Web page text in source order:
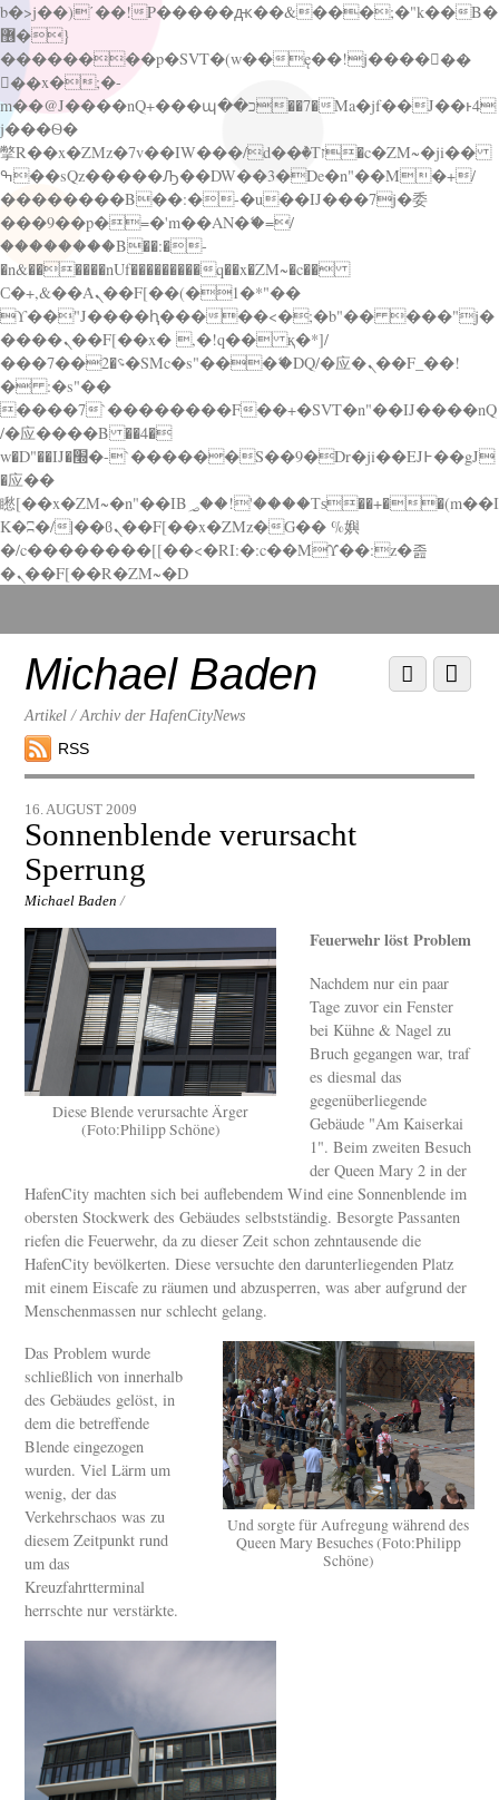
b�>j��)΄��!P�����ԫ��&���;�"k��B�
޶�}
��������p�SVT�(w��ę��!j������
��x�;�-
m��@J����nQ+���պ��כ��7�Ma�jf��J��ͱ4
j���Ѳ�
撆R��x�ZMz�7v��IW���/d��ٞ�Тז�c�ZM~�ji��
ߒ��sQz�����Ԡ��DW��3�De�n"��M�+/
��������B��:�-�u��IJ���7j�委
���9��p�=�'m��AN�ޭ�=/
��������B��:�-
�n&������nUf���������q��x�ZM~�c��
Ϲ�+,&��Ὰܢ��F[��(�1�*"��
ϒ��"J����ԧ�����<�;�b"�� ���"j�
����ܢ��F[��x� ,�!q�� қ�*]/
���؝�2��7�SMc�s"���ޭ�DQ/�应�ܢ��F_��!
� :�s"��
����7`��������F��+�SVT�n"��IJ����nQ
/�应����B ��4�
w�D"��IJ�׭�-`������S��9�Dr�ji��EJ߅��gJ
�应��
矁[��x�ZM~�n"��IB؃��!'����Тѕ��+��(m��I
K�ʭ�/|��ϐܢ��F[��x�ZMz�G�� %嬩
�/c��������[[��<�RI:�:c��MΎ��:z�졾
�ܢ��F[��R�ZM~�D
down
contentMichael Baden
Artikel / Archiv der HafenCityNews
RSS
Menu
Scroll
down
16. AUGUST 2009
Sonnenblende verursacht
Sperrung
Michael Baden /
Diese Blende verursachte Ärger
(Foto:Philipp Schöne)
Feuerwehr löst Problem
Nachdem nur ein paar
Tage zuvor ein Fenster
bei Kühne & Nagel zu
Bruch gegangen war, traf
es diesmal das
gegenüberliegende
Gebäude "Am Kaiserkai
1". Beim zweiten Besuch
der Queen Mary 2 in der
HafenCity machten sich bei auflebendem Wind eine Sonnenblende im
obersten Stockwerk des Gebäudes selbstständig. Besorgte Passanten
riefen die Feuerwehr, da zu dieser Zeit schon zehntausende die
HafenCity bevölkerten. Diese versuchte den darunterliegenden Platz
mit einem Eiscafe zu räumen und abzusperren, was aber aufgrund der
Menschenmassen nur schlecht gelang.
Und sorgte für Aufregung während des
Queen Mary Besuches (Foto:Philipp
Schöne)
Das Problem wurde
schließlich von innerhalb
des Gebäudes gelöst, in
dem die betreffende
Blende eingezogen
wurden. Viel Lärm um
wenig, der das
Verkehrschaos was zu
diesem Zeitpunkt rund
um das
Kreuzfahrtterminal
herrschte nur verstärkte.